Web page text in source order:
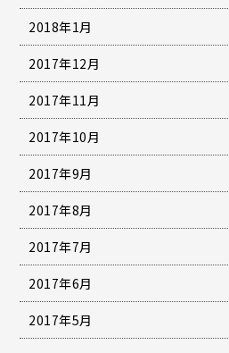
2018年1月
2017年12月
2017年11月
2017年10月
2017年9月
2017年8月
2017年7月
2017年6月
2017年5月